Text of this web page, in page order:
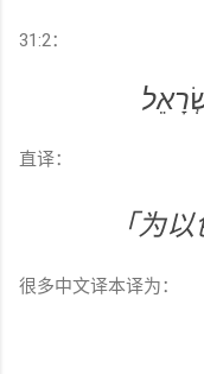
31:2：
直译：
「为
很多中文译本译为：